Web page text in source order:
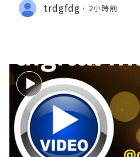
trdgfdg 2小時前